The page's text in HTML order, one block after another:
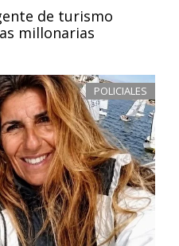
de turismo
millonarias
POLICIALES